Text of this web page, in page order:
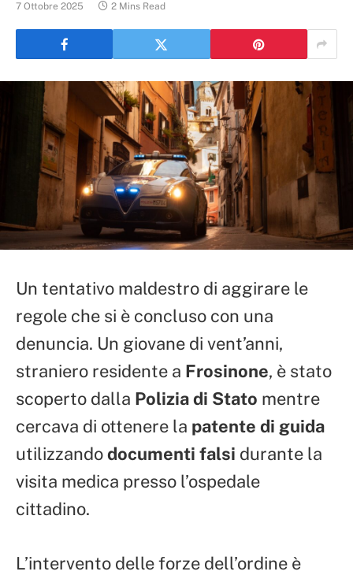
7 Ottobre 2025 2 Mins Read
Un tentativo maldestro di aggirare le
regole che si è concluso con una
denuncia. Un giovane di vent’anni,
straniero residente a Frosinone, è stato
scoperto dalla Polizia di Stato mentre
cercava di ottenere la patente di guida
utilizzandodocumenti falsi durante la
visita medica presso l’ospedale
cittadino.
L’intervento delle forze dell’ordine è